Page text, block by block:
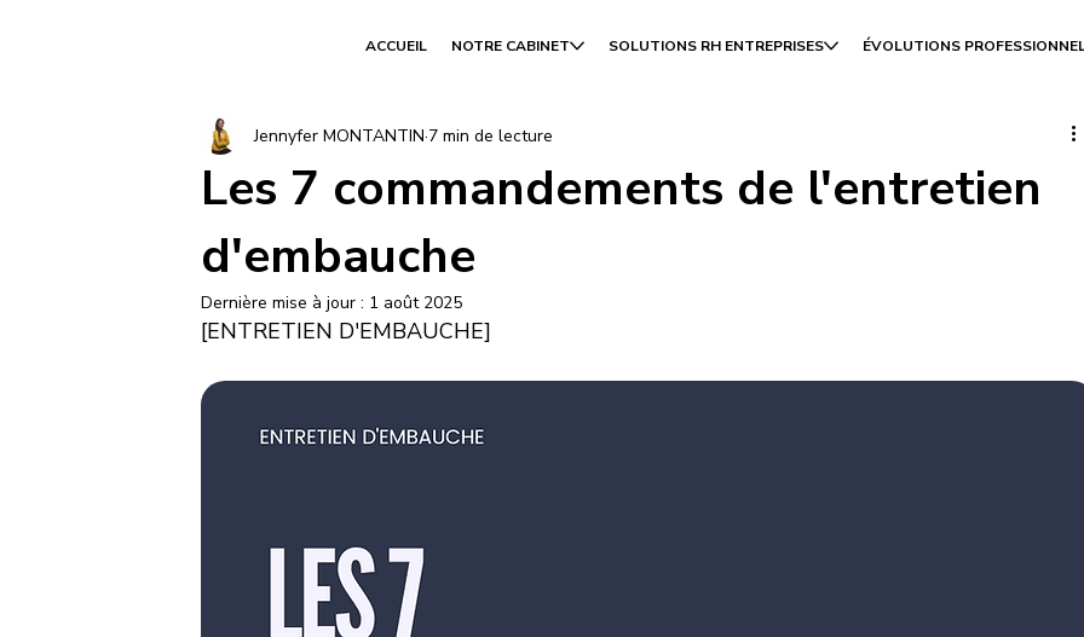
ACCUEIL NOTRE CABINET SOLUTIONS RH ENTREPRISES ÉVOLUTIONS
Les 7 commandements de l'entretien
d'embauche
Jennyfer MONTANTIN 7 min de lecture
Dernière mise à jour : 1 août 2025
[ENTRETIEN D'EMBAUCHE]